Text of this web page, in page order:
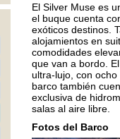
El Silver Muse es
el buque cuenta
exóticos destinos.
alojamientos en
comodidades
que van a bordo.
ultra-lujo, con
barco también
exclusiva de
salas al aire libre.
Fotos del Barco